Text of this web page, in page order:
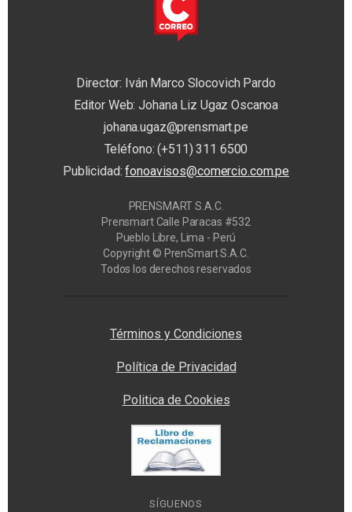
Director: Iván Marco Slocovich Pardo
Editor Web: Johana Liz Ugaz Oscanoa
johana.ugaz@prensmart.pe
Teléfono: (+511) 311 6500
Publicidad:fonoavisos@comercio.com.pe
PRENSMART S.A.C.
Prensmart Calle Paracas #532
Pueblo Libre, Lima - Perú
Copyright © PrenSmart S.A.C.
Todos los derechos reservados
Términos y Condiciones
Política de Privacidad
Politica de Cookies
SÍGUENOS